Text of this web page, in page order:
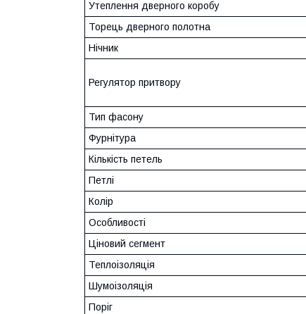
Утеплення дверного коробу
Торець дверного полотна
Нічник
Регулятор притвору
Тип фасону
Фурнітура
Кількість петель
Петлі
Колір
Особливості
Ціновий сегмент
Теплоізоляція
Шумоізоляція
Поріг